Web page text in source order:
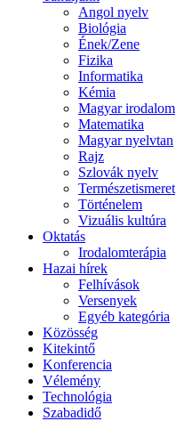
Angol nyelv
Biológia
Ének/Zene
Fizika
Informatika
Kémia
Magyar irodalom
Matematika
Magyar nyelvtan
Rajz
Szlovák nyelv
Természetismeret
Történelem
Vizuális kultúra
Oktatás
Irodalomterápia
Hazai hírek
Felhívások
Versenyek
Egyéb kategória
Közösség
Kitekintő
Konferencia
Vélemény
Technológia
Szabadidő